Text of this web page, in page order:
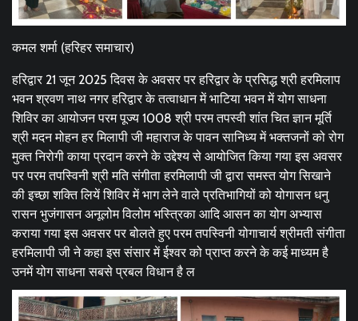
कमल शर्मा (हरिहर समाचार)
हरिद्वार 21 जून 2025 दिवस के अवसर पर हरिद्वार के प्रसिद्ध श्री हरमिलाप
भवन श्रवण नाथ नगर हरिद्वार के तत्वाधान में भाटिया भवन में योग साधना
शिविर का आयोजन परम पूज्य 1008 श्री परम तपस्वी शांत चित ज्ञान मूर्ति
श्री मदन मोहन हर मिलापी जी महाराज के पावन सानिध्य में भक्तजनों को रोग
मुक्त निरोगी काया प्रदान करने के उद्देश्य से आयोजित किया गया इस अवसर
पर परम तपस्विनी श्री मति संगीता हरमिलापी जी द्वारा समस्त योग सिखाने
की इच्छा शक्ति लियें शिविर में भाग लेने वाले प्रतिभागियों को योगासन धनु
रासन भुजंगासन अनूलोम विलोम भस्त्रिका आदि आसन का योग अभ्यास
कराया गया इस अवसर पर बोलते हुए परम तपस्विनी योगाचार्य श्रीमती संगीता
हरमिलापी जी ने कहा इस संसार में ईश्वर को प्राप्त करने के कई माध्यम है
उनमें योग साधना सबसे प्रबल विधान है ल